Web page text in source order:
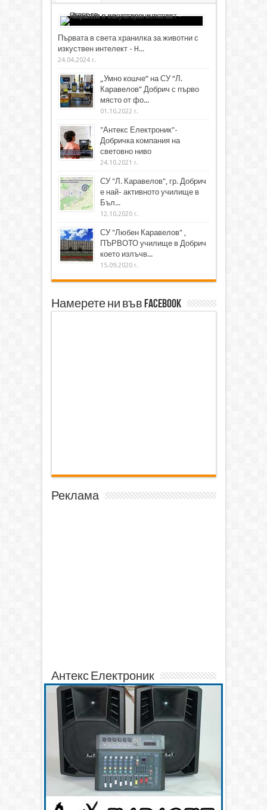
Първата в света хранилка за животни с
изкуствен интелект - H...
24.04.2024 г.
„Умно кошче“ на СУ “Л.
Каравелов” Добрич с първо
място от фо...
01.10.2022 г.
"Антекс Електроник"-
Добричка компания на
световно ниво
24.10.2021 г.
СУ "Л. Каравелов", гр. Добрич
е най- активното училище в
Бъл...
12.10.2020 г.
СУ "Любен Каравелов" ,
ПЪРВОТО училище в Добрич
което излъчв...
15.09.2020 г.
Намерете ни във Facebook
Реклама
Антекс Електроник